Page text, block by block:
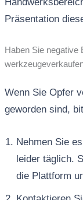
Präsentation
Haben Sie negative
Wenn Sie Opfer
geworden sind,
Nehmen Sie
leider täglich.
die Plattform